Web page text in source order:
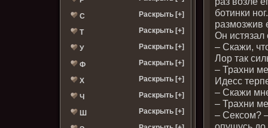
С Раскрыть [+]
Т Раскрыть [+]
У Раскрыть [+]
Ф Раскрыть [+]
Х Раскрыть [+]
Ч Раскрыть [+]
Ш Раскрыть [+]
ботинки
размозжив
Он истязал
– Скажи,
Лор так
– Трахни
Идесс
– Скажи
– Трахни
– Сексом?